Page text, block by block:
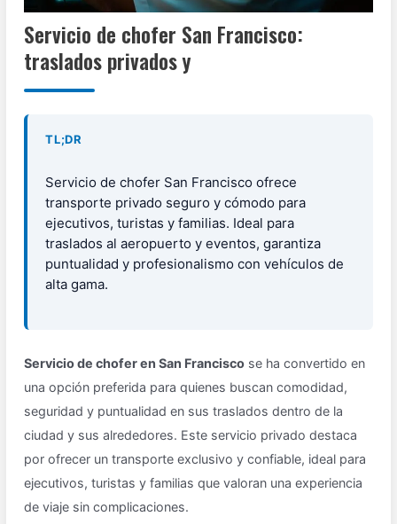
Servicio de chofer San Francisco:
traslados privados y
TL;DR
Servicio de chofer San Francisco ofrece
transporte privado seguro y cómodo para
ejecutivos, turistas y familias. Ideal para
traslados al aeropuerto y eventos, garantiza
puntualidad y profesionalismo con vehículos de
alta gama.
Servicio de chofer en San Francisco se ha convertido en
una opción preferida para quienes buscan comodidad,
seguridad y puntualidad en sus traslados dentro de la
ciudad y sus alrededores. Este servicio privado destaca
por ofrecer un transporte exclusivo y confiable, ideal para
ejecutivos, turistas y familias que valoran una experiencia
de viaje sin complicaciones.